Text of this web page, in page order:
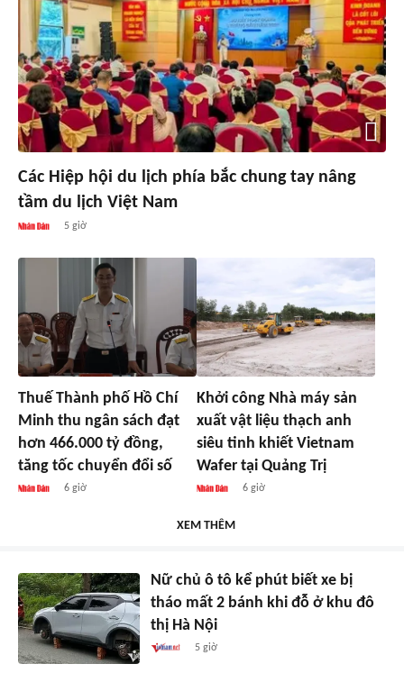
Các Hiệp hội du lịch phía bắc chung tay nâng
tầm du lịch Việt Nam
5 giờ
Thuế Thành phố Hồ Chí
Minh thu ngân sách đạt
hơn 466.000 tỷ đồng,
tăng tốc chuyển đổi số
6 giờ
Khởi công Nhà máy sản
xuất vật liệu thạch anh
siêu tinh khiết Vietnam
Wafer tại Quảng Trị
6 giờ
XEM THÊM
Nữ chủ ô tô kể phút biết xe bị
tháo mất 2 bánh khi đỗ ở khu đô
thị Hà Nội
5 giờ